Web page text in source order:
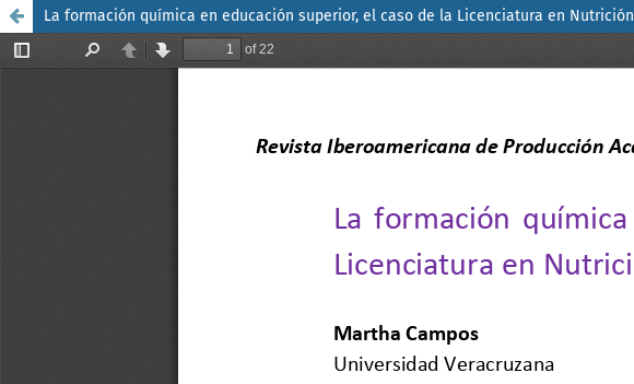
La formación química en educación superior, el caso de la Licenciatura en Nutrición